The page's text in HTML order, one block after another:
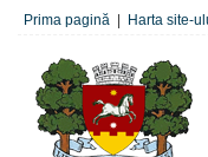
Prima pagină Harta site-